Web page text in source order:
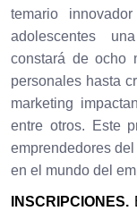
temario
adolescentes
constará de ocho
personales hasta
marketing
entre otros. Este
emprendedores
en el mundo del
INSCRIPCIONES.